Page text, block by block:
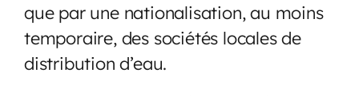
que par une nationalisation, au moins
temporaire, des sociétés locales de
distribution d’eau.